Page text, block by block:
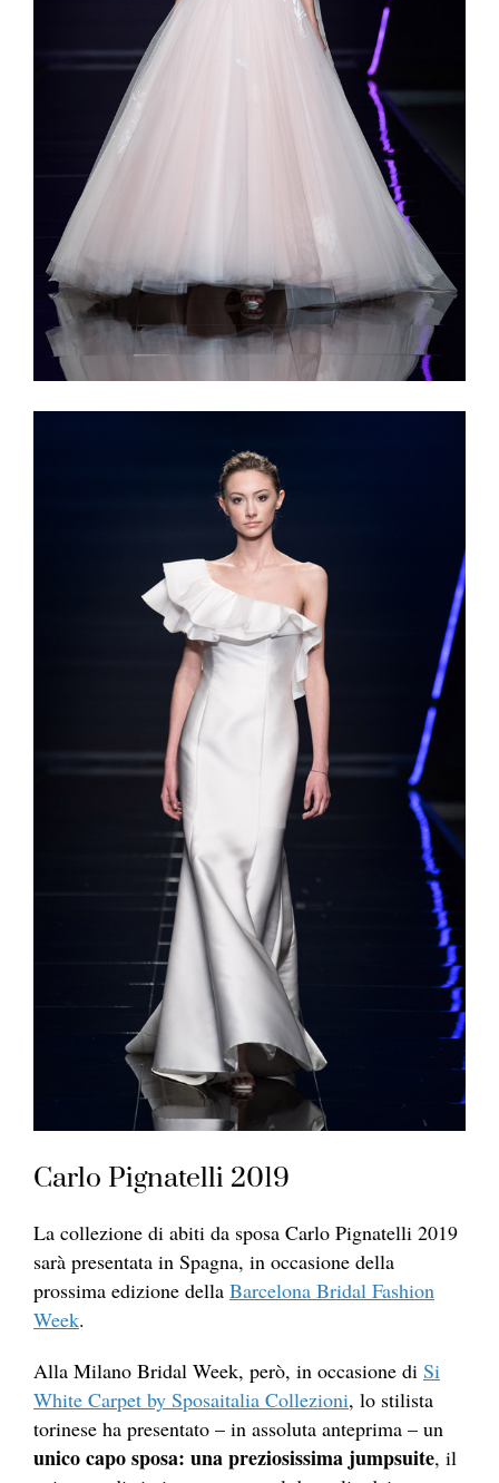
Carlo Pignatelli 2019
La collezione di abiti da sposa Carlo Pignatelli 2019
sarà presentata in Spagna, in occasione della
prossima edizione della Barcelona Bridal Fashion
Week.
Alla Milano Bridal Week, però, in occasione di Si
White Carpet by Sposaitalia Collezioni, lo stilista
torinese ha presentato – in assoluta anteprima – un
unico capo sposa: una preziosissima jumpsuite, il